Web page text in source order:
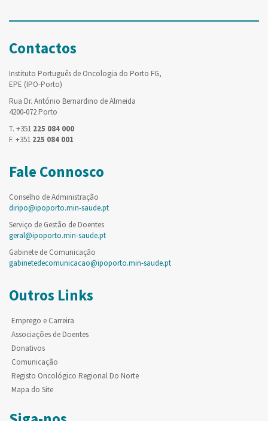
Contactos
Instituto Português de Oncologia do Porto FG,
EPE (IPO-Porto)
Rua Dr. António Bernardino de Almeida
4200-072 Porto
T. +351 225 084 000
F. +351 225 084 001
Fale Connosco
Conselho de Administração
diripo@ipoporto.min-saude.pt
Serviço de Gestão de Doentes
geral@ipoporto.min-saude.pt
Gabinete de Comunicação
gabinetedecomunicacao@ipoporto.min-saude.pt
Outros Links
Emprego e Carreira
Associações de Doentes
Donativos
Comunicação
Registo Oncológico Regional Do Norte
Mapa do Site